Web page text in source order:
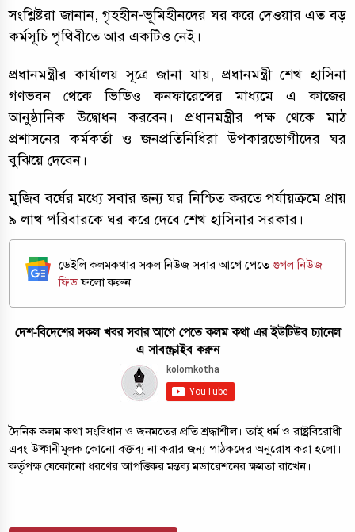
সংশ্লিষ্টরা জানান, গৃহহীন-ভূমিহীনদের ঘর করে দেওয়ার এত বড়
কর্মসূচি পৃথিবীতে আর একটিও নেই।
প্রধানমন্ত্রীর কার্যালয় সূত্রে জানা যায়, প্রধানমন্ত্রী শেখ হাসিনা
গণভবন থেকে ভিডিও কনফারেন্সের মাধ্যমে এ কাজের
আনুষ্ঠানিক উদ্বোধন করবেন। প্রধানমন্ত্রীর পক্ষ থেকে মাঠ
প্রশাসনের কর্মকর্তা ও জনপ্রতিনিধিরা উপকারভোগীদের ঘর
বুঝিয়ে দেবেন।
মুজিব বর্ষের মধ্যে সবার জন্য ঘর নিশ্চিত করতে পর্যায়ক্রমে প্রায়
৯ লাখ পরিবারকে ঘর করে দেবে শেখ হাসিনার সরকার।
ডেইলি কলমকথার সকল নিউজ সবার আগে পেতেগুগল নিউজ
ফিডফলো করুন
দেশ-বিদেশের সকল খবর সবার আগে পেতে কলম কথা এর ইউটিউব চ্যানেল
এ সাবস্ক্রাইব করুন
দৈনিক কলম কথা সংবিধান ও জনমতের প্রতি শ্রদ্ধাশীল। তাই ধর্ম ও রাষ্ট্রবিরোধী
এবং উষ্কানীমূলক কোনো বক্তব্য না করার জন্য পাঠকদের অনুরোধ করা হলো।
কর্তৃপক্ষ যেকোনো ধরণের আপত্তিকর মন্তব্য মডারেশনের ক্ষমতা রাখেন।